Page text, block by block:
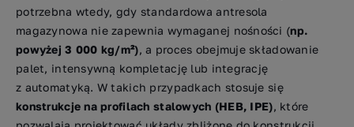
potrzebna wtedy, gdy standardowa antresola
magazynowa nie zapewnia wymaganej nośności (np.
powyżej 3 000 kg/m²), a proces obejmuje składowanie
palet, intensywną kompletację lub integrację
z automatyką. W takich przypadkach stosuje się
konstrukcje na profilach stalowych (HEB, IPE), które